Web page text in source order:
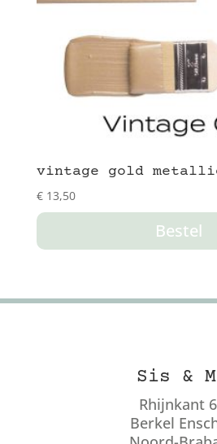
vintage gold
€13,50
Bestel
Sis &
Rhijnkant
Berkel